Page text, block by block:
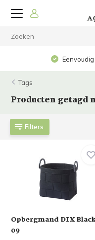
Tags
Producten getagd
Filters
Opbergmand DIX
09